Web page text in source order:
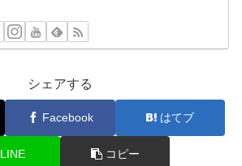
シェアする
Facebook はてブ
LINE コピー